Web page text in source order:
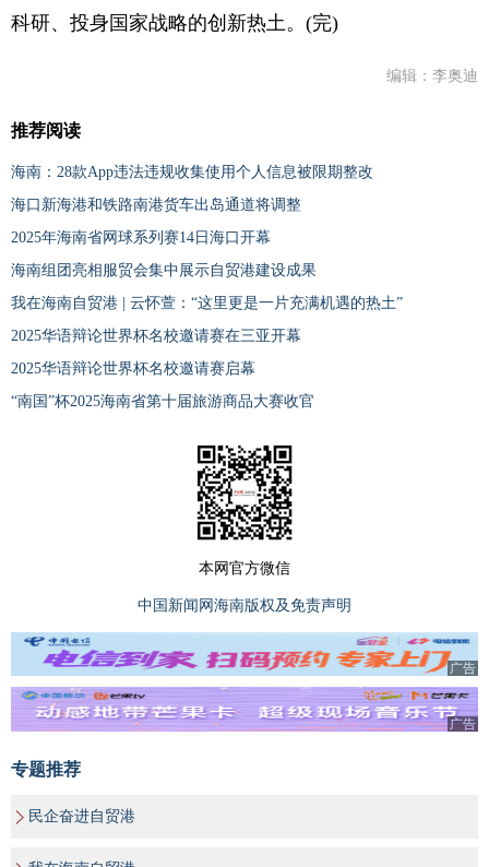
科研、投身国家战略的创新热土。(完)
编辑：李奥迪
推荐阅读
海南：28款App违法违规收集使用个人信息被限期整改
海口新海港和铁路南港货车出岛通道将调整
2025年海南省网球系列赛14日海口开幕
海南组团亮相服贸会集中展示自贸港建设成果
我在海南自贸港 | 云怀萱：“这里更是一片充满机遇的热土”
2025华语辩论世界杯名校邀请赛在三亚开幕
2025华语辩论世界杯名校邀请赛启幕
“南国”杯2025海南省第十届旅游商品大赛收官
本网官方微信
中国新闻网海南版权及免责声明
广告
广告
专题推荐
民企奋进自贸港